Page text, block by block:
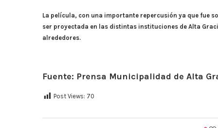
La película, con una importante repercusión ya que fue
ser proyectada en las distintas instituciones de Alta
alrededores.
Fuente: Prensa Municipalidad de Alta
Post Views: 70